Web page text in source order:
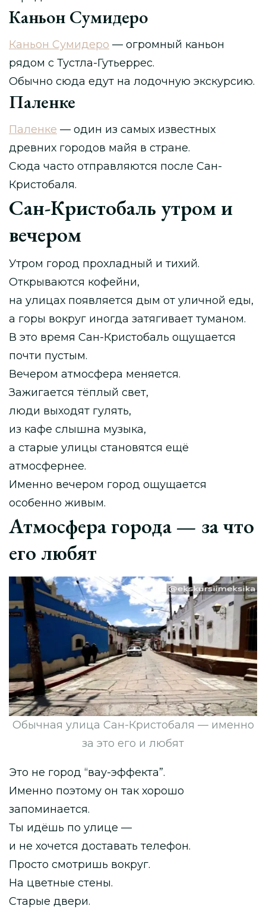
Каньон Сумидеро
Каньон Сумидеро — огромный каньон
рядом с Тустла-Гутьеррес.
Обычно сюда едут на лодочную экскурсию.
Паленке
Паленке — один из самых известных
древних городов майя в стране.
Сюда часто отправляются после Сан-
Кристобаля.
Сан-Кристобаль утром и
вечером
Утром город прохладный и тихий.
Открываются кофейни,
на улицах появляется дым от уличной еды,
а горы вокруг иногда затягивает туманом.
В это время Сан-Кристобаль ощущается
почти пустым.
Вечером атмосфера меняется.
Зажигается тёплый свет,
люди выходят гулять,
из кафе слышна музыка,
а старые улицы становятся ещё
атмосфернее.
Именно вечером город ощущается
особенно живым.
Атмосфера города — за что
его любят
Обычная улица Сан-Кристобаля — именно
за это его и любят
Это не город “вау-эффекта”.
Именно поэтому он так хорошо
запоминается.
Ты идёшь по улице —
и не хочется доставать телефон.
Просто смотришь вокруг.
На цветные стены.
Старые двери.